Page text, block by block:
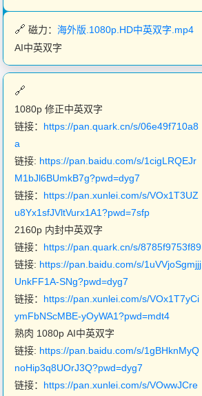
磁力：海外版.1080p.HD中英双字.mp4
AI中英双字
1080p 修正中英双字
链接： https://pan.quark.cn/s/06e49f710a8
a
链接: https://pan.baidu.com/s/1cigLRQEJr
M1bJl6BUmkB7g?pwd=dyg7
链接： https://pan.xunlei.com/s/VOx1T3UZ
u8Yx1sfJVltVurx1A1?pwd=7sfp
2160p 内封中英双字
链接： https://pan.quark.cn/s/8785f9753f89
链接: https://pan.baidu.com/s/1uVVjoSgmjjj
UnkFF1A-SNg?pwd=dyg7
链接： https://pan.xunlei.com/s/VOx1T7yCi
ymFbNScMBE-yOyWA1?pwd=mdt4
熟肉 1080p AI中英双字
链接: https://pan.baidu.com/s/1gBHknMyQ
noHip3q8UOrJ3Q?pwd=dyg7
链接： https://pan.xunlei.com/s/VOwwJCre